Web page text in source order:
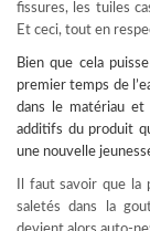
fissures, les tuiles
Et ceci, tout en
Bien que cela
premier temps de
dans le matériau et
additifs du produit
une nouvelle
Il faut savoir que
saletés dans la